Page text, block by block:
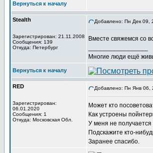
Вернуться к началу
Stealth
Зарегистрирован: 21.11.2008
Сообщения: 139
Откуда: Петербург
Добавлено: Пн Дек 09,
Вместе свяжемся со
Многие люди ещё
Вернуться к началу
RED
Зарегистрирован:
06.01.2020
Сообщения: 1
Откуда: Московская Обл.
Добавлено: Пн Янв 06,
Может кто
Как устроены
У меня не получается
Подскажите кто-
Заранее спасибо.